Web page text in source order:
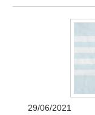
29/06/2021